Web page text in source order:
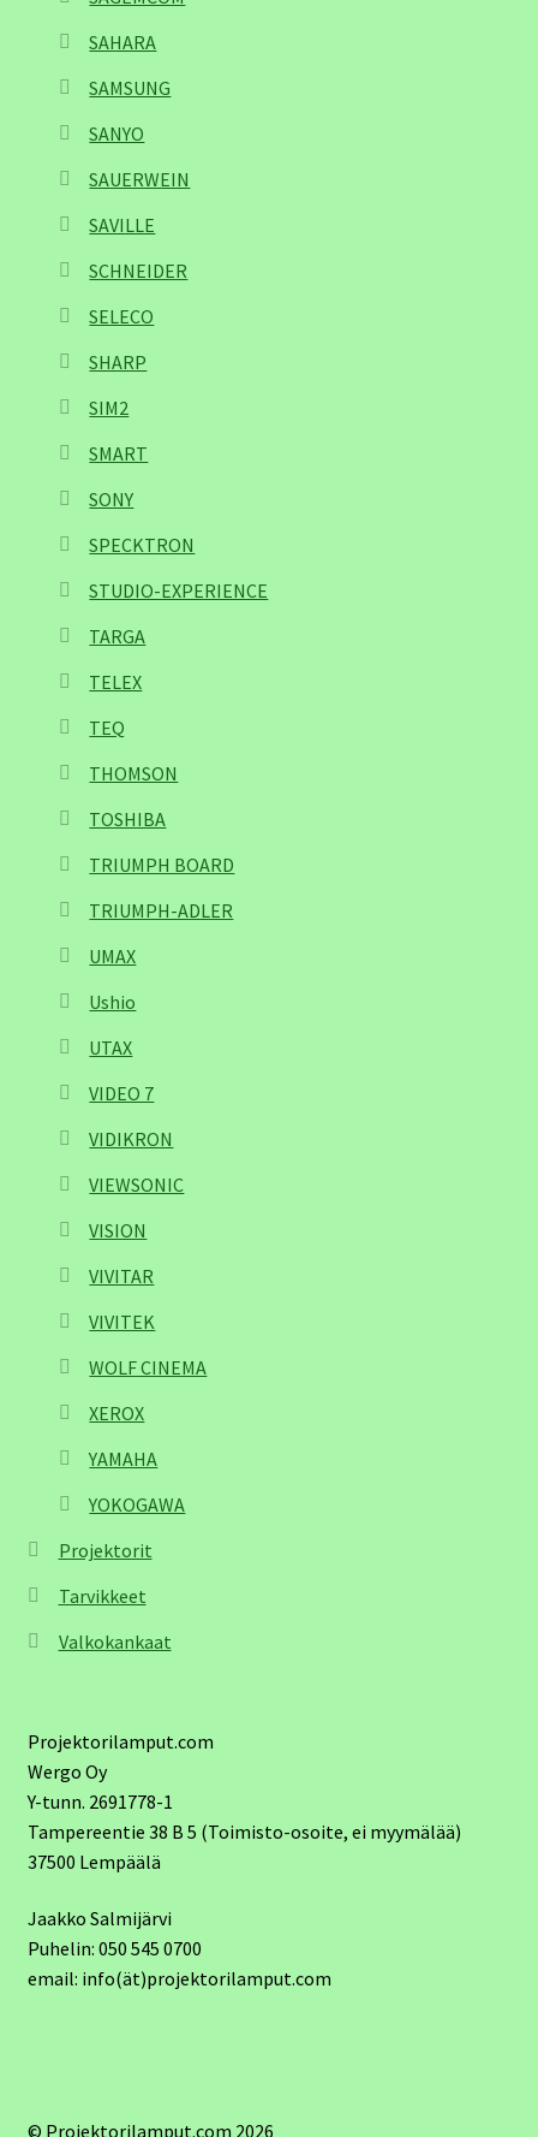
SAHARA
SAMSUNG
SANYO
SAUERWEIN
SAVILLE
SCHNEIDER
SELECO
SHARP
SIM2
SMART
SONY
SPECKTRON
STUDIO-EXPERIENCE
TARGA
TELEX
TEQ
THOMSON
TOSHIBA
TRIUMPH BOARD
TRIUMPH-ADLER
UMAX
Ushio
UTAX
VIDEO 7
VIDIKRON
VIEWSONIC
VISION
VIVITAR
VIVITEK
WOLF CINEMA
XEROX
YAMAHA
YOKOGAWA
Projektorit
Tarvikkeet
Valkokankaat
Projektorilamput.com
Wergo Oy
Y-tunn. 2691778-1
Tampereentie 38 B 5 (Toimisto-osoite, ei myymälää)
37500 Lempäälä
Jaakko Salmijärvi
Puhelin: 050 545 0700
email: info(ät)projektorilamput.com
© Projektorilamput.com 2026